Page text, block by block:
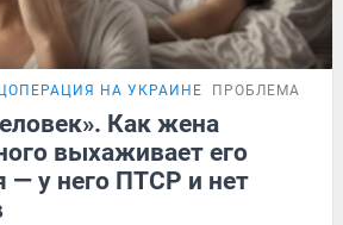
НА УКРАИНЕ ПРОБЛЕМА
Как жена
выхаживает его
— у него ПТСР и нет